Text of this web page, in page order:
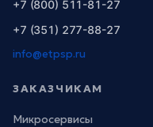
+7 (800) 511-81-27
+7 (351) 277-88-27
info@etpsp.ru
ЗАКАЗЧИКАМ
Микросервисы